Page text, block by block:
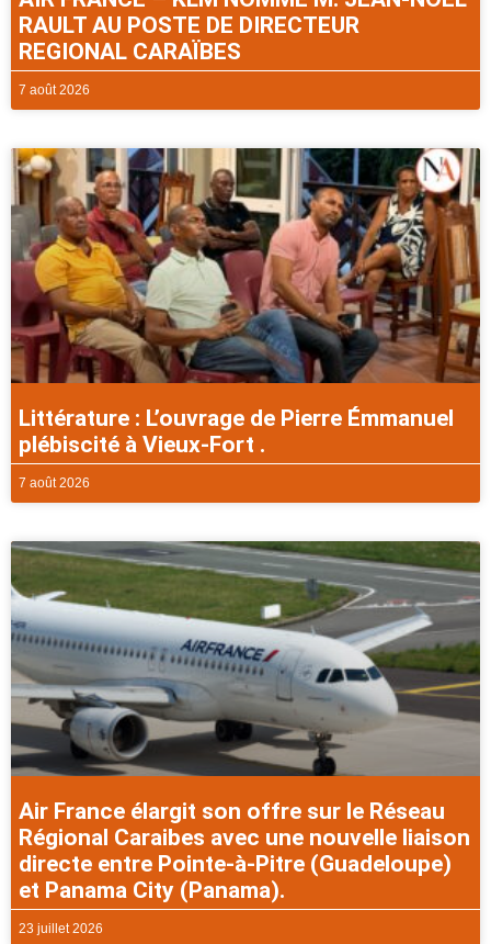
RAULT AU POSTE DE DIRECTEUR
REGIONAL CARAÏBES
7 août 2026
Littérature : L’ouvrage de Pierre Émmanuel
plébiscité à Vieux-Fort .
7 août 2026
Air France élargit son offre sur le Réseau
Régional Caraibes avec une nouvelle liaison
directe entre Pointe-à-Pitre (Guadeloupe)
et Panama City (Panama).
23 juillet 2026